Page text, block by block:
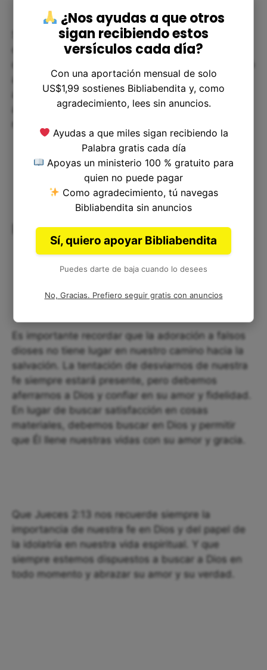
Sin embargo, Jueces 2:13 también nos muestra
que el amor de Dios es más grande que nuestras
a Dios, Él siguió siendo fiel. Si nosotros nos
alejamos de nuestra fe, Dios nunca nos
abandonará y siempre nos ofrecerá su amor y su
Reflexión final
Es importante recordar que la adoración a falsos
dioses no tiene lugar en nuestro camino hacia la
salvación. La tentación de desviarnos de nuestra
fe siempre estará presente, pero debemos
aferrarnos a Dios y confiar en su amor y fidelidad.
En lugar de buscar satisfacción en cosas
materiales, debemos buscar en Dios y permitir
que Él llene nuestras vidas con su amor y gracia.
Que Jueces 2:13 nos recuerde siempre la
importancia de nuestra fe en Dios y del papel de
la idolatría en nuestra vida espiritual. Y que
siempre estemos dispuestos a buscar a Dios en
todo momento y abrazar su amor y su verdad.
¿Nos ayudas a que otros
sigan recibiendo estos
versículos cada día?
Con una aportación mensual de solo
US$1,99 sostienes Bibliabendita y, como
agradecimiento, lees sin anuncios.
Ayudas a que miles sigan recibiendo la
Palabra gratis cada día
Apoyas un ministerio 100 % gratuito para
quien no puede pagar
Como agradecimiento, tú navegas
Bibliabendita sin anuncios
Sí, quiero apoyar Bibliabendita
Puedes darte de baja cuando lo desees
No, Gracias. Prefiero seguir gratis con anuncios